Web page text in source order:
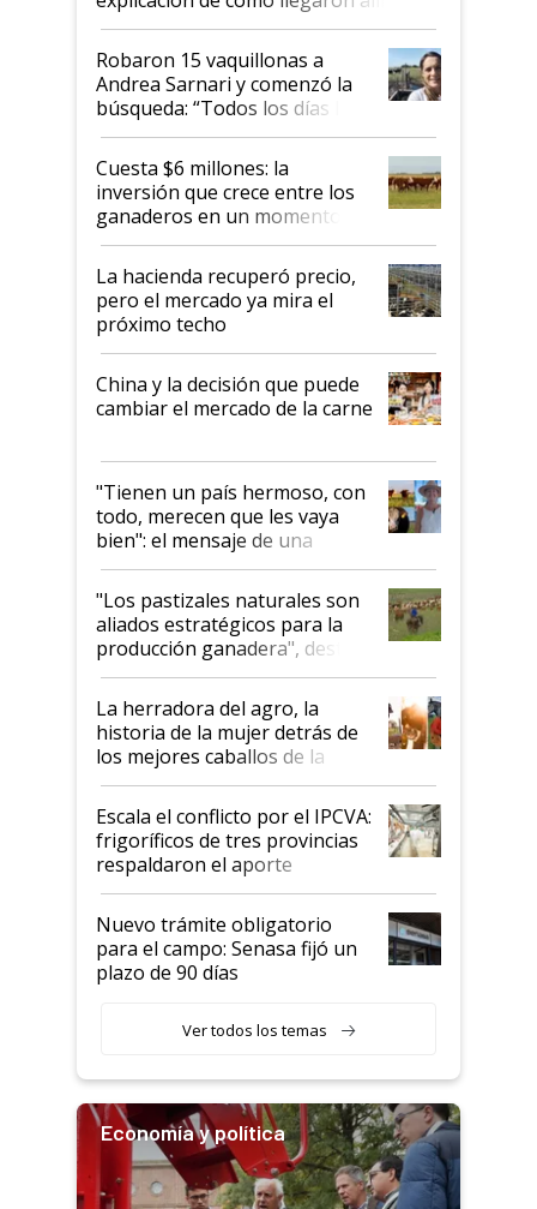
Robaron 15 vaquillonas a
Andrea Sarnari y comenzó la
búsqueda: “Todos los días le
toca a algún productor”
Cuesta $6 millones: la
inversión que crece entre los
ganaderos en un momento
histórico para la actividad
La hacienda recuperó precio,
pero el mercado ya mira el
próximo techo
China y la decisión que puede
cambiar el mercado de la carne
"Tienen un país hermoso, con
todo, merecen que les vaya
bien": el mensaje de una
ganadera uruguaya sobre las
oportunidades que se abren
para el agro en Argentina, con
foco en la carne
"Los pastizales naturales son
aliados estratégicos para la
producción ganadera", destaca
la iniciativa que ya reúne a 46
establecimientos en Argentina
La herradora del agro, la
historia de la mujer detrás de
los mejores caballos de la
Argentina y los mitos que
todavía hacen sufrir a estos
animales: "Mientras me
descalificaban, yo seguí
haciendo currículum"
Escala el conflicto por el IPCVA:
frigoríficos de tres provincias
respaldaron el aporte
obligatorio
Nuevo trámite obligatorio
para el campo: Senasa fijó un
plazo de 90 días
Ver todos los temas
Economía y política